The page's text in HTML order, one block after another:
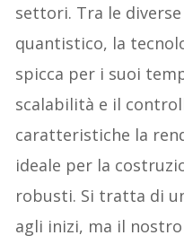
settori. Tra le
quantistico, la
spicca per i suoi
scalabilità e il
caratteristiche la
ideale per la
robusti. Si tratta di
agli inizi, ma il